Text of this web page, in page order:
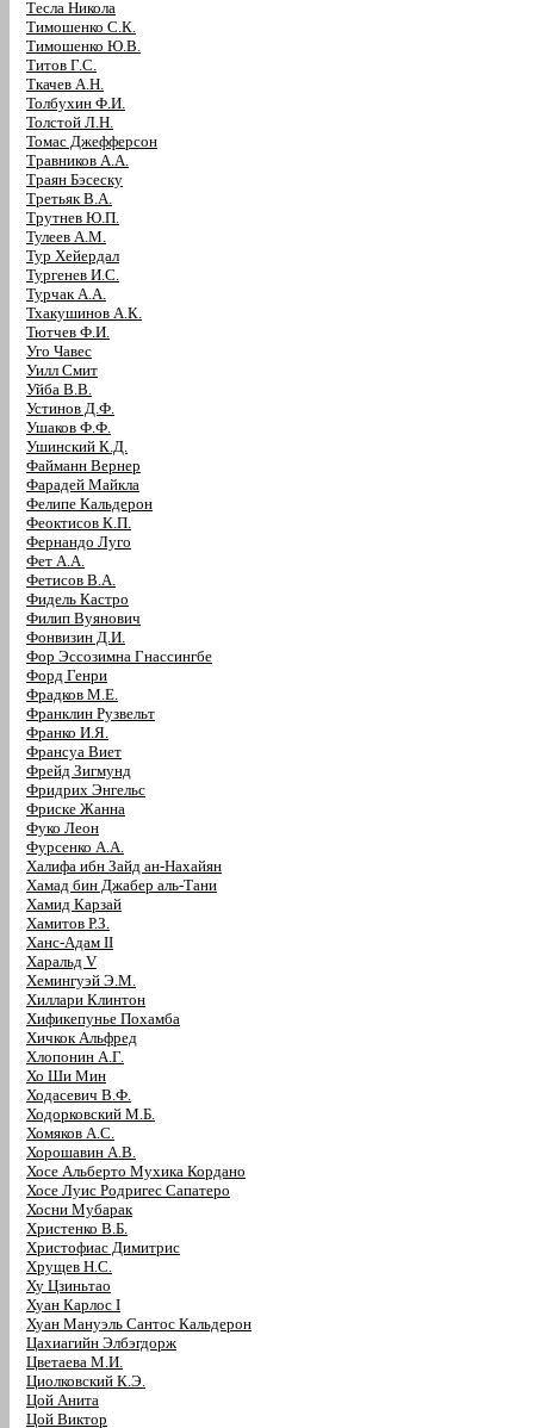
Тесла Никола
Тимошенко С.К.
Тимошенко Ю.В.
Титов Г.С.
Ткачев А.Н.
Толбухин Ф.И.
Толстой Л.Н.
Томас Джефферсон
Травников А.А.
Траян Бэсеску
Третьяк В.А.
Трутнев Ю.П.
Тулеев А.М.
Тур Хейердал
Тургенев И.С.
Турчак А.А.
Тхакушинов А.К.
Тютчев Ф.И.
Уго Чавес
Уилл Смит
Уйба В.В.
Устинов Д.Ф.
Ушаков Ф.Ф.
Ушинский К.Д.
Файманн Вернер
Фарадей Майкла
Фелипе Кальдерон
Феоктисов К.П.
Фернандо Луго
Фет А.А.
Фетисов В.А.
Фидель Кастро
Филип Вуянович
Фонвизин Д.И.
Фор Эссозимна Гнассингбе
Форд Генри
Фрадков М.Е.
Франклин Рузвельт
Франко И.Я.
Франсуа Виет
Фрейд Зигмунд
Фридрих Энгельс
Фриске Жанна
Фуко Леон
Фурсенко А.А.
Халифа ибн Зайд ан-Нахайян
Хамад бин Джабер аль-Тани
Хамид Карзай
Хамитов Р.З.
Ханс-Адам II
Харальд V
Хемингуэй Э.М.
Хиллари Клинтон
Хификепунье Похамба
Хичкок Альфред
Хлопонин А.Г.
Хо Ши Мин
Ходасевич В.Ф.
Ходорковский М.Б.
Хомяков А.С.
Хорошавин А.В.
Хосе Альберто Мухика Кордано
Хосе Луис Родригес Сапатеро
Хосни Мубарак
Христенко В.Б.
Христофиас Димитрис
Хрущев Н.С.
Ху Цзиньтао
Хуан Карлос I
Хуан Мануэль Сантос Кальдерон
Цахиагийн Элбэгдорж
Цветаева М.И.
Циолковский К.Э.
Цой Анита
Цой Виктор